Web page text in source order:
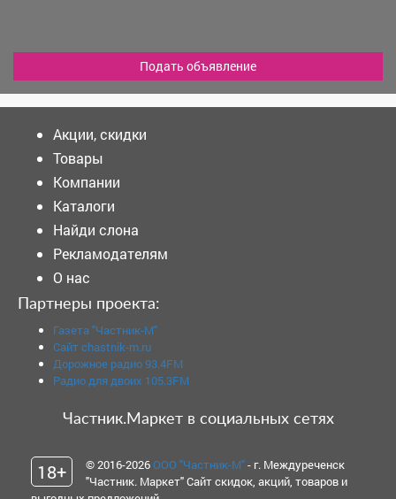
Подать объявление
Акции, скидки
Товары
Компании
Каталоги
Найди слона
Рекламодателям
О нас
Партнеры проекта:
Газета "Частник-М"
Сайт chastnik-m.ru
Дорожное радио 93.4FM
Радио для двоих 105.3FM
Частник.Маркет в социальных сетях
18+ © 2016-2026ООО "Частник-М"- г. Междуреченск
"Частник. Маркет" Сайт скидок, акций, товаров и